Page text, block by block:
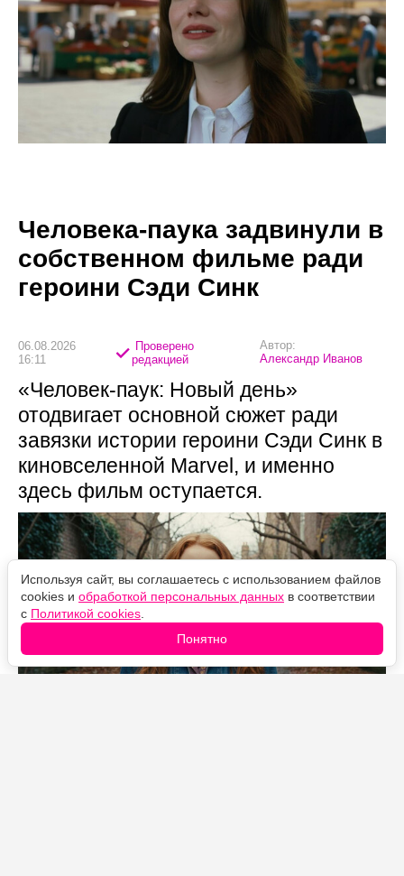
Человека-паука задвинули в
собственном фильме ради
героини Сэди Синк
06.08.2026
16:11
Проверено
редакцией
Автор:
Александр Иванов
«Человек-паук: Новый день»
отодвигает основной сюжет ради
завязки истории героини Сэди Синк в
киновселенной Marvel, и именно
здесь фильм оступается.
Используя сайт, вы соглашаетесь с использованием файлов
cookies и обработкой персональных данных в соответствии
с Политикой cookies
Понятно